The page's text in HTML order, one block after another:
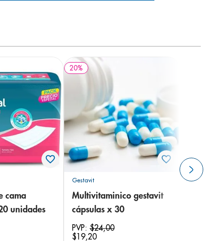
cama
unidades
20%
Gestavit
Multivitaminico gestavit
cápsulas x 30
PVP:$24,00
$19,20